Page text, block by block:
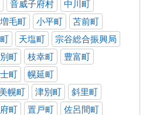
音威子府村
中川町
増毛町 小平町
苫前町
天塩町
宗谷総合振興局
町 枝幸町
豊富町
町
幌延町
美幌町 津別町
斜里町
町 置戸町
佐呂間町